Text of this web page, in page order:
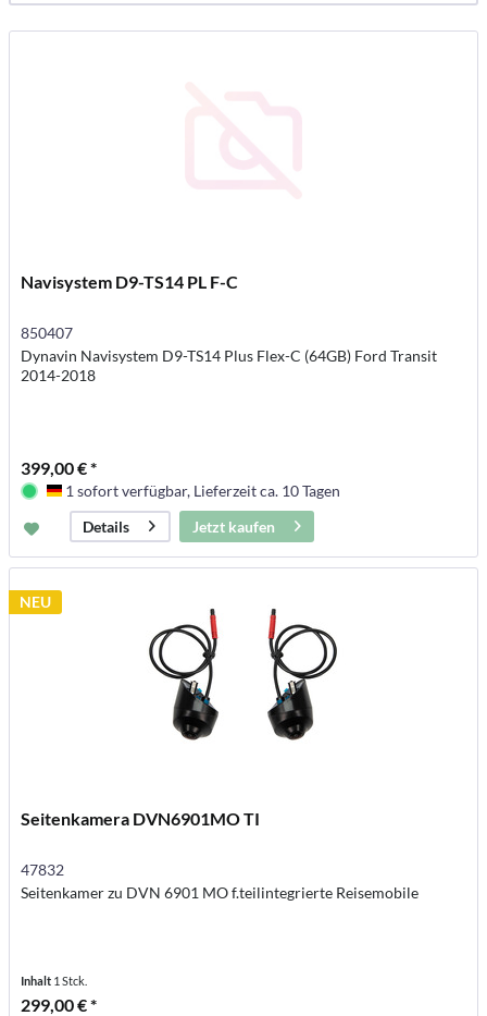
Navisystem D9-TS14 PL F-C
850407
Dynavin Navisystem D9-TS14 Plus Flex-C (64GB) Ford Transit
2014-2018
399,00 € *
Deutschland
1 sofort verfügbar, Lieferzeit ca. 10 Tagen
Details
Jetzt kaufen
NEU
Seitenkamera DVN6901MO TI
47832
Seitenkamer zu DVN 6901 MO f.teilintegrierte Reisemobile
Inhalt 1 Stck.
299,00 € *